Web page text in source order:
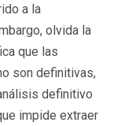
a la
olvida la
que las
son definitivas,
definitivo
impide extraer